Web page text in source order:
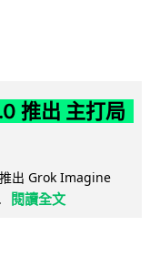
推出 主打局
出 Grok Imagine
閱讀全文